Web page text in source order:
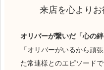
来店を心よりお
オリバーが繋いだ「心の絆
「オリバーがいるから頑
た常連様とのエピソード